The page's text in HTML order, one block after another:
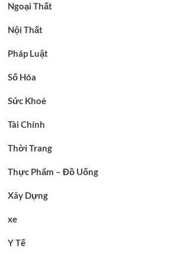
Ngoại Thất
Nội Thất
Pháp Luật
Số Hóa
Sức Khoẻ
Tài Chính
Thời Trang
Thực Phẩm – Đồ Uống
Xây Dựng
xe
Y Tế